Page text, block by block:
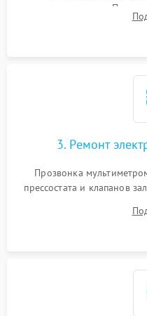
амортизаторов.
крестовины на износ,
3. Ремонт
Прозвонка
прессостата и клапанов
Восстановление